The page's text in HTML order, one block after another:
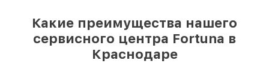
Какие преимущества нашего
сервисного центра Fortuna в
Краснодаре